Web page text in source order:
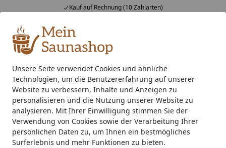
Unsere Seite verwendet Cookies und ähnliche
Technologien, um die Benutzererfahrung auf unserer
Website zu verbessern, Inhalte und Anzeigen zu
personalisieren und die Nutzung unserer Website zu
analysieren. Mit Ihrer Einwilligung stimmen Sie der
Verwendung von Cookies sowie der Verarbeitung Ihrer
persönlichen Daten zu, um Ihnen ein bestmögliches
Surferlebnis und mehr Funktionen zu bieten.
Kauf auf Rechnung (10 Zahlarten)
Alle Produkte
Mein Konto
Suchen
Startseite
Saunaofen Ofenzubehör Silikonkabel
Silikonkabel
Ihre Artikelübersicht